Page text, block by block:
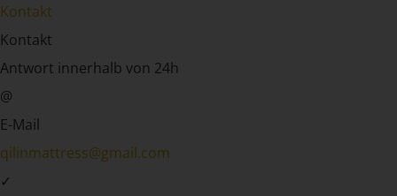
Kontakt
Kontakt
Antwort innerhalb von 24h
@
E-Mail
qilinmattress@gmail.com
✓